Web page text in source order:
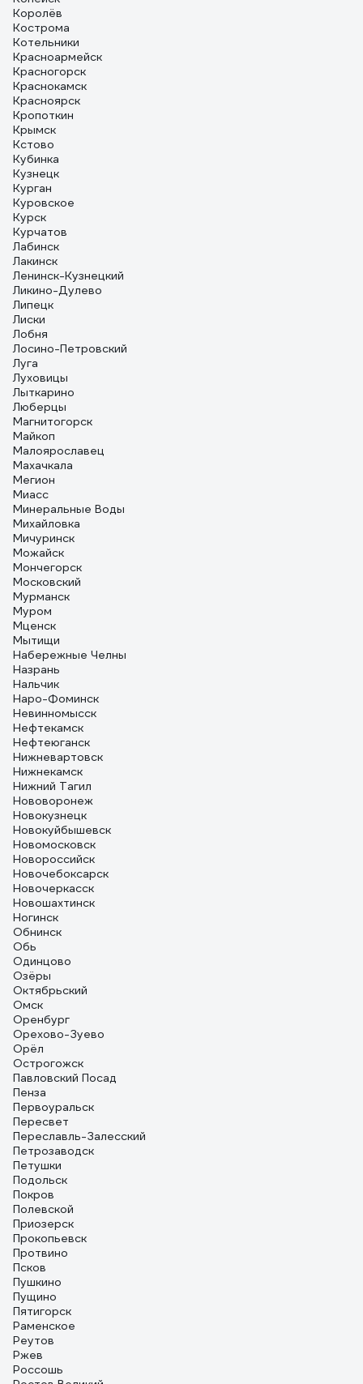
Королёв
Кострома
Котельники
Красноармейск
Красногорск
Краснокамск
Красноярск
Кропоткин
Крымск
Кстово
Кубинка
Кузнецк
Курган
Куровское
Курск
Курчатов
Лабинск
Лакинск
Ленинск-Кузнецкий
Ликино-Дулево
Липецк
Лиски
Лобня
Лосино-Петровский
Луга
Луховицы
Лыткарино
Люберцы
Магнитогорск
Майкоп
Малоярославец
Махачкала
Мегион
Миасс
Минеральные Воды
Михайловка
Мичуринск
Можайск
Мончегорск
Московский
Мурманск
Муром
Мценск
Мытищи
Набережные Челны
Назрань
Нальчик
Наро-Фоминск
Невинномысск
Нефтекамск
Нефтеюганск
Нижневартовск
Нижнекамск
Нижний Тагил
Нововоронеж
Новокузнецк
Новокуйбышевск
Новомосковск
Новороссийск
Новочебоксарск
Новочеркасск
Новошахтинск
Ногинск
Обнинск
Обь
Одинцово
Озёры
Октябрьский
Омск
Оренбург
Орехово-Зуево
Орёл
Острогожск
Павловский Посад
Пенза
Первоуральск
Пересвет
Переславль-Залесский
Петрозаводск
Петушки
Подольск
Покров
Полевской
Приозерск
Прокопьевск
Протвино
Псков
Пушкино
Пущино
Пятигорск
Раменское
Реутов
Ржев
Россошь